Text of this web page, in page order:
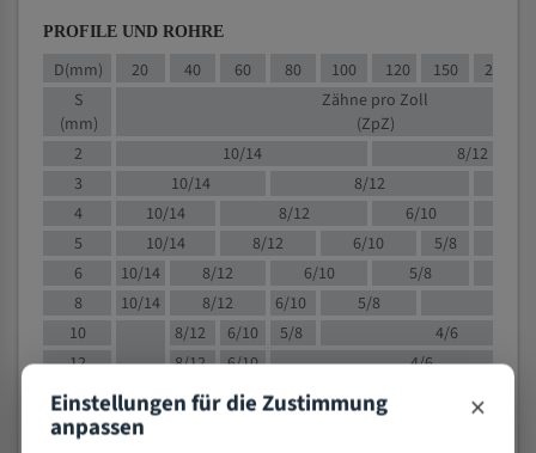
PROFILE UND ROHRE
D(mm) 20 40 60 80 100 120 150 200
S
(mm)
Zähne pro Zoll
(ZpZ)
2
10/14
8/12
3
10/14 8/12
4
10/14 8/12 6/10
5
10/14 8/12 6/10
5/8
6
10/14 8/12 6/10
5/8
8
10/14 8/12 6/10 5/8
10
8/12 6/10 5/8
4/6
12
8/12 6/10
4/6
15
8/12 6/10
4/5
20
Einstellungen für die Zustimmung
anpassen ×